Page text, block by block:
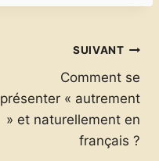
SUIVANT
Comment se
présenter « autrement
» et naturellement en
français ?